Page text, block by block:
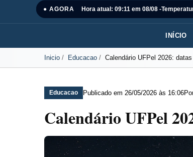
● AGORA Hora atual: 09:11 em 08/08 -
INÍCIO
Inicio Educacao Calendário UFPel 2026:
Educacao Publicado em 26/05/2026 às 16:06
Calendário UFPel